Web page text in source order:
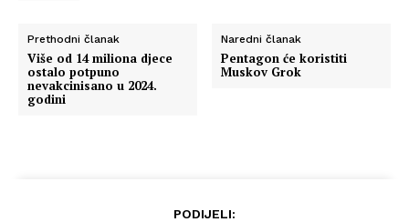
Prethodni članak
Više od 14 miliona djece
ostalo potpuno
nevakcinisano u 2024.
godini
Naredni članak
Pentagon će koristiti
Muskov Grok
PODIJELI: